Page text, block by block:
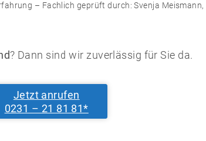
– Fachlich geprüft durch: Svenja Meismann
? Dann sind wir zuverlässig für Sie da.
Jetzt anrufen
0231 – 21 81 81*